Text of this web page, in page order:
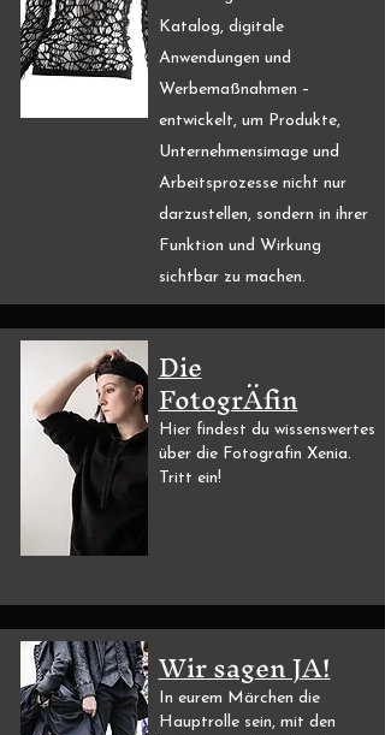
Katalog, digitale
Anwendungen und
Werbemaßnahmen –
entwickelt, um Produkte,
Unternehmensimage und
Arbeitsprozesse nicht nur
darzustellen, sondern in ihrer
Funktion und Wirkung
sichtbar zu machen.
Die
FotogrÄfin
Hier findest du wissenswertes
über die Fotografin Xenia.
Tritt ein!
Wir sagen JA!
In eurem Märchen die
Hauptrolle sein, mit den